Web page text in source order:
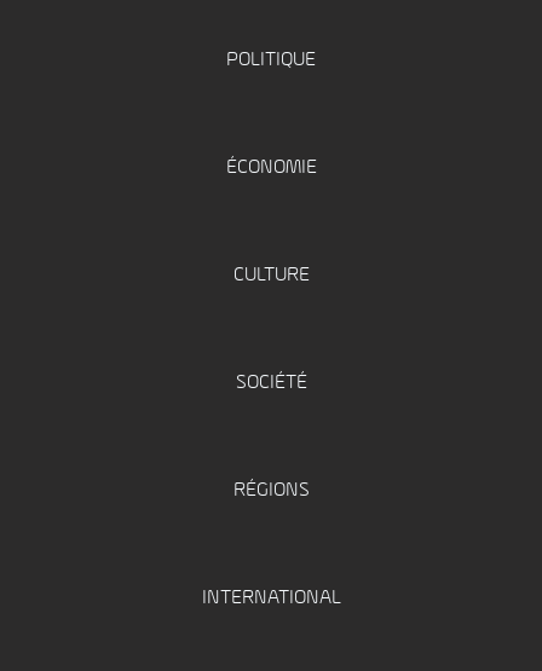
POLITIQUE
ÉCONOMIE
CULTURE
SOCIÉTÉ
RÉGIONS
INTERNATIONAL